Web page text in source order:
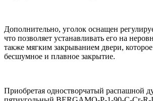
Дополнительно, уголок оснащен
что позволяет устанавливать его на
также мягким закрыванием двери,
бесшумное и плавное закрытие.
Приобретая одностворчатый распашной